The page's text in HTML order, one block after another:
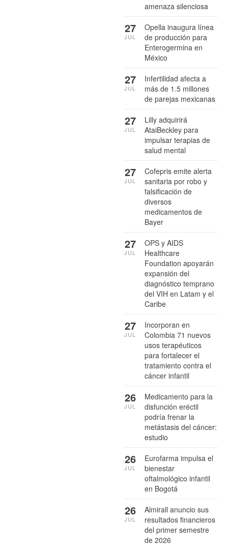
amenaza silenciosa
Opella inaugura línea
de producción para
Enterogermina en
México
27
JUL
Infertilidad afecta a
más de 1.5 millones
de parejas mexicanas
27
JUL
Lilly adquirirá
AtaiBeckley para
impulsar terapias de
salud mental
27
JUL
Cofepris emite alerta
sanitaria por robo y
falsificación de
diversos
medicamentos de
Bayer
27
JUL
OPS y AIDS
Healthcare
Foundation apoyarán
expansión del
diagnóstico temprano
del VIH en Latam y el
Caribe
27
JUL
Incorporan en
Colombia 71 nuevos
usos terapéuticos
para fortalecer el
tratamiento contra el
cáncer infantil
27
JUL
Medicamento para la
disfunción eréctil
podría frenar la
metástasis del cáncer:
estudio
26
JUL
Eurofarma impulsa el
bienestar
oftalmológico infantil
en Bogotá
26
JUL
Almirall anuncio sus
resultados financieros
del primer semestre
de 2026
26
JUL